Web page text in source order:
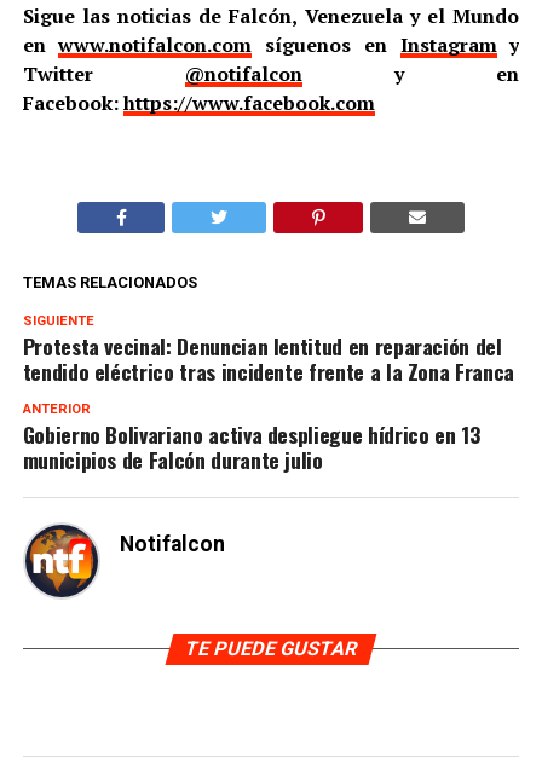
Sigue las noticias de Falcón, Venezuela y el Mundo
enwww.notifalcon.com síguenos en Instagramy
Twitter @notifalcony en
Facebook:https://www.facebook.com
TEMAS RELACIONADOS
SIGUIENTE
Protesta vecinal: Denuncian lentitud en reparación del
tendido eléctrico tras incidente frente a la Zona Franca
ANTERIOR
Gobierno Bolivariano activa despliegue hídrico en 13
municipios de Falcón durante julio
Notifalcon
TE PUEDE GUSTAR